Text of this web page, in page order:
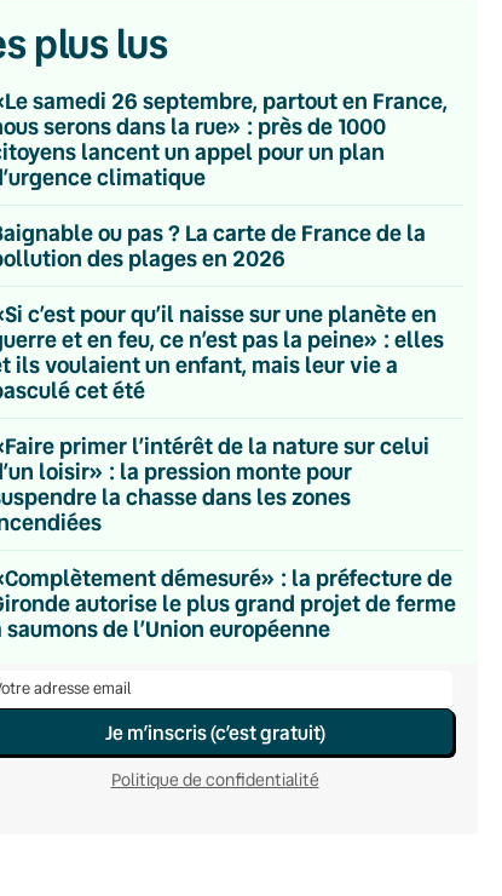
plus lus
samedi 26 septembre, partout en France,
serons dans la rue» : près de 1000
lancent un appel pour un plan
climatique
ou pas ? La carte de France de la
des plages en 2026
c’est pour qu’il naisse sur une planète en
et en feu, ce n’est pas la peine» : elles
ils voulaient un enfant, mais leur vie a
cet été
primer l’intérêt de la nature sur celui
loisir» : la pression monte pour
la chasse dans les zones
démesuré» : la préfecture de
autorise le plus grand projet de ferme
saumons de l’Union européenne
Inscrivez-vous à nos newsletters
Quotidienne
Du lundi au vendredi
Hebdomadaire
Le samedi
Chaleurs Actuelles
Une fois par mois
C’était Mieux Après
Occasionnelle
Je m’inscris (c’est gratuit)
Politique de confidentialité